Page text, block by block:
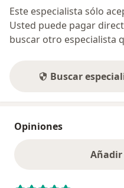
Este especialista sólo
Usted puede pagar
buscar otro especialista
Buscar
Opiniones